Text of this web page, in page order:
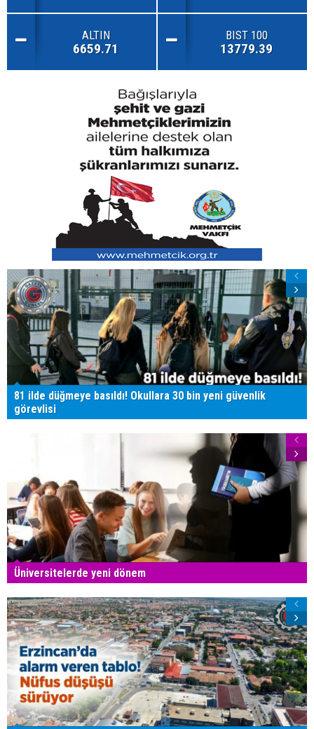
ALTIN
6659.71
BIST 100
13779.39
81 ilde düğmeye basıldı! Okullara 30 bin yeni güvenlik
görevlisi
Üniversitelerde yeni dönem